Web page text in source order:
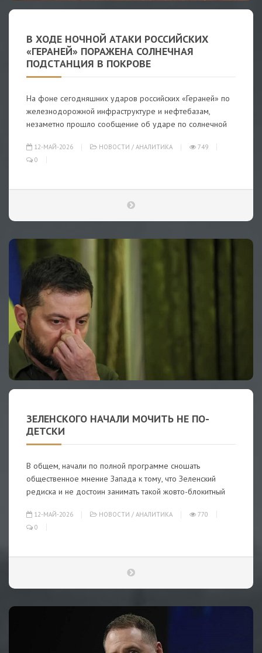
В ХОДЕ НОЧНОЙ АТАКИ РОССИЙСКИХ
«ГЕРАНЕЙ» ПОРАЖЕНА СОЛНЕЧНАЯ
ПОДСТАНЦИЯ В ПОКРОВЕ
На фоне сегодняшних ударов российских «Гераней» по
железнодорожной инфраструктуре и нефтебазам,
незаметно прошло сообщение об ударе по солнечной
12-МАЙ-2026 НОВОСТИ / АНАЛИТИКА
749
0
ЗЕЛЕНСКОГО НАЧАЛИ МОЧИТЬ НЕ ПО-
ДЕТСКИ
В общем, начали по полной программе сношать
общественное мнение Запада к тому, что Зеленский
редиска и не достоин занимать такой жовто-блокитный
12-МАЙ-2026 НОВОСТИ / АНАЛИТИКА
770
0